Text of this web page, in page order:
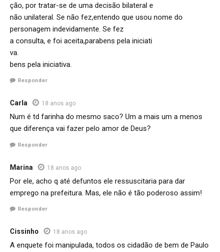
ção, por tratar-se de uma decisão bilateral e
não unilateral. Se não fez,entendo que usou nome do
personagem indevidamente. Se fez
a consulta, e foi aceita,parabens pela iniciati
va.
bens pela iniciativa.
Responder
Carla 18 anos ago
Num é td farinha do mesmo saco? Um a mais um a menos
que diferença vai fazer pelo amor de Deus?
Responder
Marina 18 anos ago
Por ele, acho q até defuntos ele ressuscitaria para dar
emprego na prefeitura. Mas, ele não é tão poderoso assim!
Responder
Cissinho 18 anos ago
A enquete foi manipulada, todos os cidadão de bem de Paulo